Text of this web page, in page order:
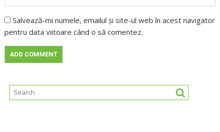
Salvează-mi numele, emailul și site-ul web în acest navigator
pentru data viitoare când o să comentez.